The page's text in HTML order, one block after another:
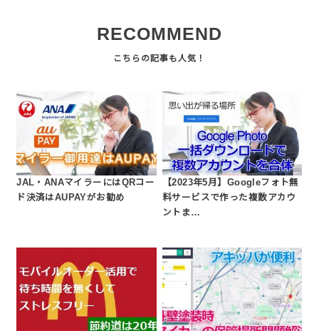
RECOMMEND
JAL・ANAマイラーにはQRコー
ド決済はAUPAYがお勧め
【2023年5月】Googleフォト無
料サービスで作った複数アカウ
ントま…